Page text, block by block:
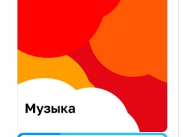
Екатеринбург
Калининград
Калуга